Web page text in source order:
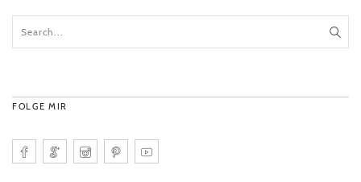
FOLGE MIR